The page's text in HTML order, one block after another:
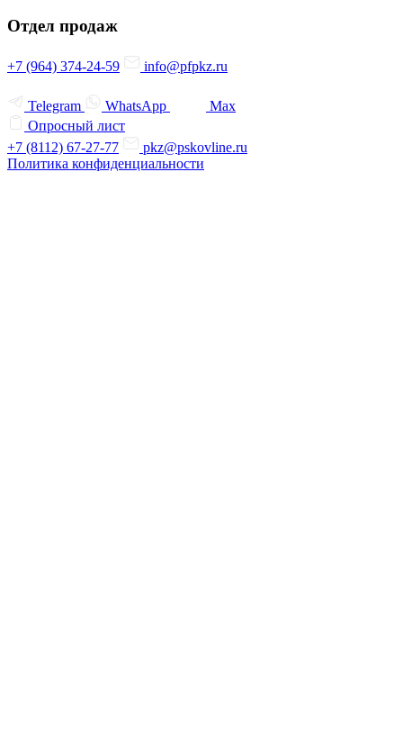
Отдел продаж
+7 (964) 374-24-59 info@pfpkz.ru
Telegram WhatsApp
Max
Опросный лист
+7 (8112) 67-27-77
pkz@pskovline.ru
Политика конфиденциальности